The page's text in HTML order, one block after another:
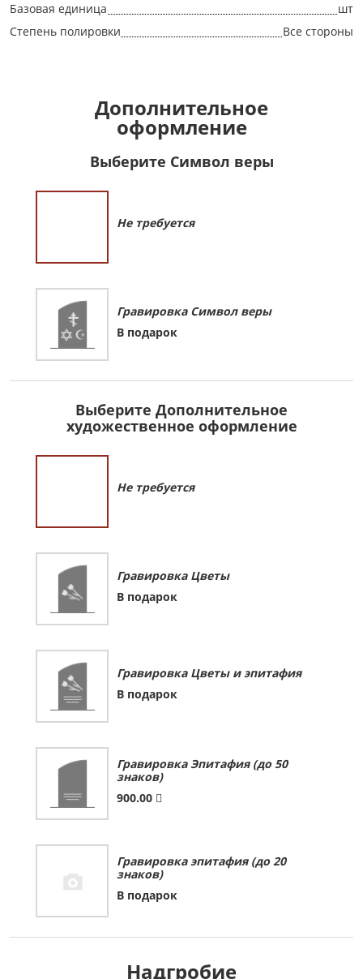
Базовая единица
шт
Степень полировки
Все стороны
Дополнительное
оформление
Выберите Символ веры
Не требуется
Гравировка Символ веры
В подарок
Выберите Дополнительное
художественное оформление
Не требуется
Гравировка Цветы
В подарок
Гравировка Цветы и эпитафия
В подарок
Гравировка Эпитафия (до 50
знаков)
900.00
Гравировка эпитафия (до 20
знаков)
В подарок
Надгробие